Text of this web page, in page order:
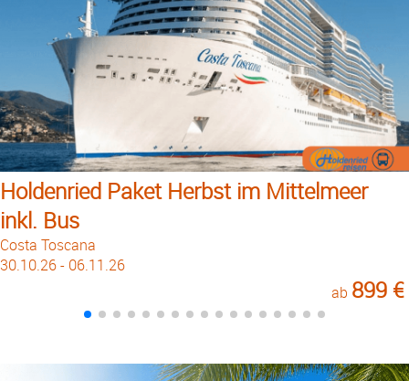
Holdenried Paket Herbst im Mittelmeer
inkl. Bus
Costa Toscana
30.10.26 - 06.11.26
ab 899 €